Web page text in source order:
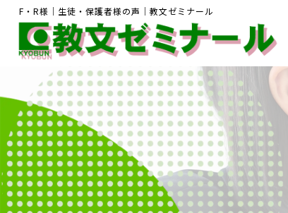
F・R様｜生徒・保護者様の声｜教文ゼミナール